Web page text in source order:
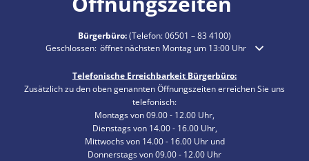
Bürgerbüro:(Telefon:06501 – 83 4100)
Klicken, um weitere Öffnungs- oder Schließzeiten auszublenden
Geschlossen: öffnet nächsten Montag um 13:00 Uhr
Telefonische Erreichbarkeit Bürgerbüro:
Zusätzlich zu den oben genannten Öffnungszeiten erreichen Sie uns
telefonisch:
Montags von 09.00 - 12.00 Uhr,
Dienstags von 14.00 - 16.00 Uhr,
Mittwochs von 14.00 - 16.00 Uhr und
Donnerstags von 09.00 - 12.00 Uhr